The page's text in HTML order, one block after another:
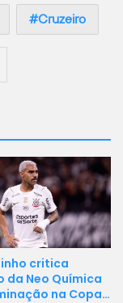
Cruzeiro
critica
da Neo Química
na Copa…